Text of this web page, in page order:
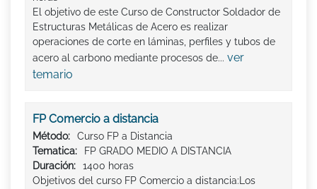
El objetivo de este Curso de Constructor Soldador de
Estructuras Metálicas de Acero es realizar
operaciones de corte en láminas, perfiles y tubos de
acero al carbono mediante procesos de... ver
temario
FP Comercio a distancia
Método:
Curso FP a Distancia
Tematica:
FP GRADO MEDIO A DISTANCIA
Duración:
1400 horas
Objetivos del curso FP Comercio a distancia:Los